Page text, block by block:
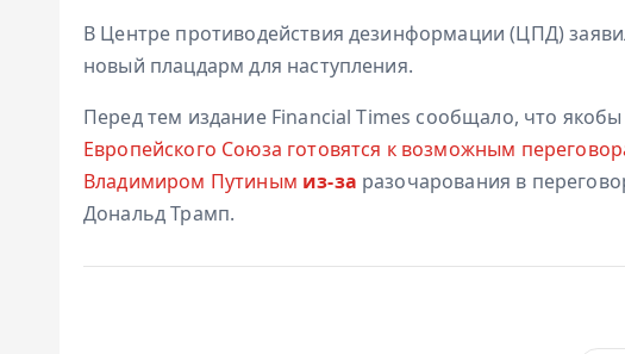
В Центре противодействия дезинформации (ЦПД)
новый плацдарм для наступления.
Перед тем издание Financial Times сообщало, что якобы
Европейского Союза готовятся к возможным
Владимиром Путиным из-за разочарования в
Дональд Трамп.